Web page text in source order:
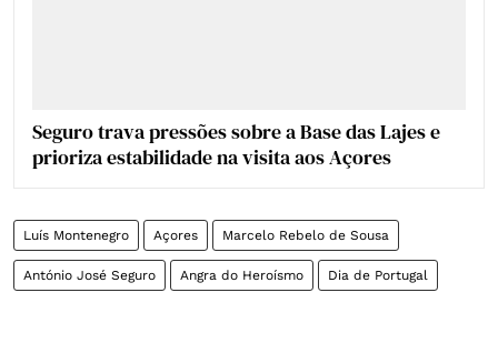
Seguro trava pressões sobre a Base das Lajes e
prioriza estabilidade na visita aos Açores
Luís Montenegro Açores Marcelo Rebelo de Sousa
António José Seguro Angra do Heroísmo Dia de Portugal